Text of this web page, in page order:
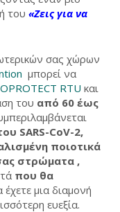
του «Ζεις για να
σας χώρων
μπορεί να
RTU και
του από 60 έως
SARS-CoV-2,
ποιοτικά
στρώματα ,
που θα
μια διαμονή
ευεξία.